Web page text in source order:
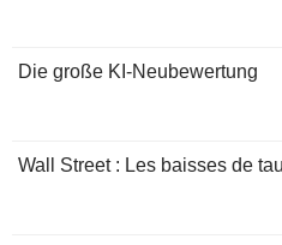
Die große KI-Neubewertung
Wall Street : Les baisses de